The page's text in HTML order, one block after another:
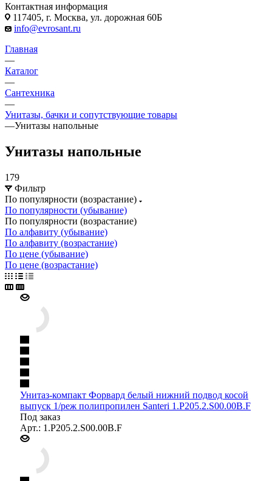
Контактная информация
117405, г. Москва, ул. дорожная 60Б
info@evrosant.ru
Главная
—
Каталог
—
Сантехника
—
Унитазы, бачки и сопутствующие товары
—Унитазы напольные
Унитазы напольные
179
Фильтр
По популярности (возрастание)
По популярности (убывание)
По популярности (возрастание)
По алфавиту (убывание)
По алфавиту (возрастание)
По цене (убывание)
По цене (возрастание)
Унитаз-компакт Форвард белый нижний подвод косой
выпуск 1/реж полипропилен Santeri 1.P205.2.S00.00B.F
Под заказ
Арт.: 1.P205.2.S00.00B.F